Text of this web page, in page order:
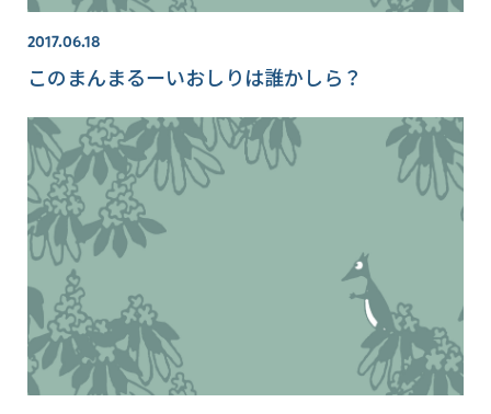
2017.06.18
このまんまるーいおしりは誰かしら？